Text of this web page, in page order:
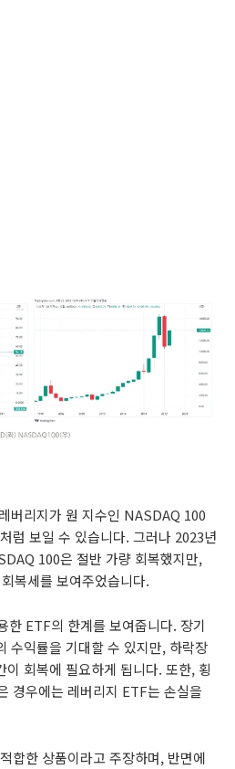
버리지가 원 지수인 NASDAQ 100
럼 보일 수 있습니다. 그러나 2023년
100은 절반 가량 회복했지만,
복세를 보여주었습니다.
한 ETF의 한계를 보여줍니다. 장기
수익률을 기대할 수 있지만, 하락장
이 회복에 필요하게 됩니다. 또한, 횡
경우에는 레버리지 ETF는 손실을
합한 상품이라고 주장하며, 반면에